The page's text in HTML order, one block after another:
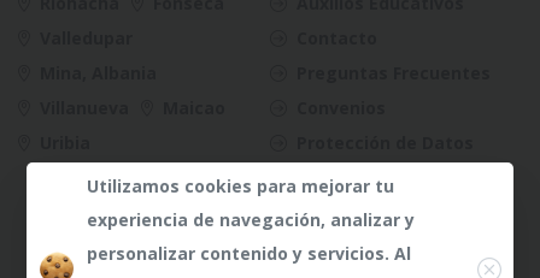
Riesgos
Utilizamos cookies para mejorar tu
experiencia de navegación, analizar y
personalizar contenido y servicios. Al
Close